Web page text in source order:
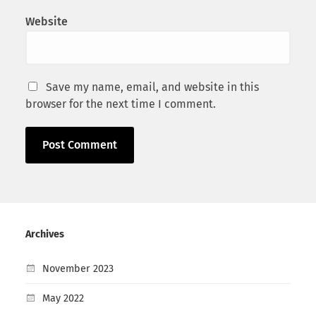
Website
Save my name, email, and website in this
browser for the next time I comment.
Archives
November 2023
May 2022